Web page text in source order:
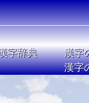
字辞典
漢字
漢字